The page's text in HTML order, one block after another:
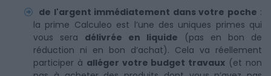
de l'argent immédiatement dans votre poche :
la prime Calculeo est l’une des uniques primes qui
vous sera délivrée en liquide (pas en bon de
réduction ni en bon d’achat). Cela va réellement
participer à alléger votre budget travaux (et non